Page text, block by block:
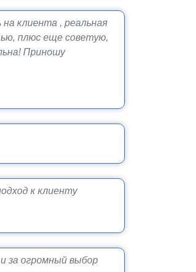
клиента , реальная
плюс еще советую,
Приношу
к клиенту
за огромный выбор